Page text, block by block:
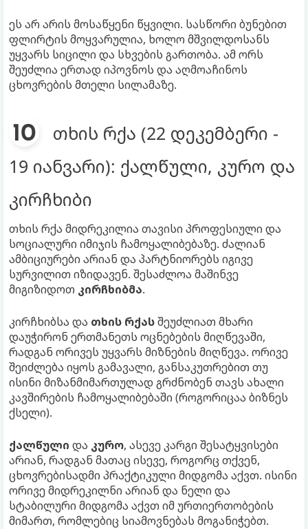
ეს არ არის მოსაწყენი წყვილი. სასწორი ბუნებით
ფლირტის მოყვარულია, ხოლო მშვილდოსანს
უყვარს სიცილი და სხვების გართობა. ამ ორს
შეუძლია ერთად იპოვნოს და აღმოაჩინოს
ცხოვრების მთელი სილამაზე.
თხის რქა (22 დეკემბერი -
19 იანვარი): ქალწული, კურო და
კირჩხიბი
თხის რქა მიდრეკილია თავისი პროფესიული და
სოციალური იმიჯის ჩამოყალიბებაზე. ძალიან
ამბიციურები არიან და პარტნიორებს იგივე
სურვილით იზიდავენ. შესაძლოა მაშინვე
მიგიზიდოთ კირჩხიბმა.
კირჩხიბსა და თხის რქასშეუძლიათ მხარი
დაუჭირონ ერთმანეთს ოცნებების მიღწევაში,
რადგან ორივეს უყვარს მიზნების მიღწევა. ორივე
შეიძლება იყოს გამავალი, განსაკუთრებით თუ
ისინი მიზანმიმართულად გრძნობენ თავს ახალი
კავშირების ჩამოყალიბებაში (როგორიცაა ბიზნეს
ქსელი).
ქალწული და კურო, ასევე კარგი შესატყვისები
არიან, რადგან მათაც ისევე, როგორც თქვენ,
ცხოვრებისადმი პრაქტიკული მიდგომა აქვთ. ისინი
ორივე მიდრეკილნი არიან და ნელი და
სტაბილური მიდგომა აქვთ იმ ურთიერთობების
მიმართ, რომლებიც სიამოვნებას მოგანიჭებთ.